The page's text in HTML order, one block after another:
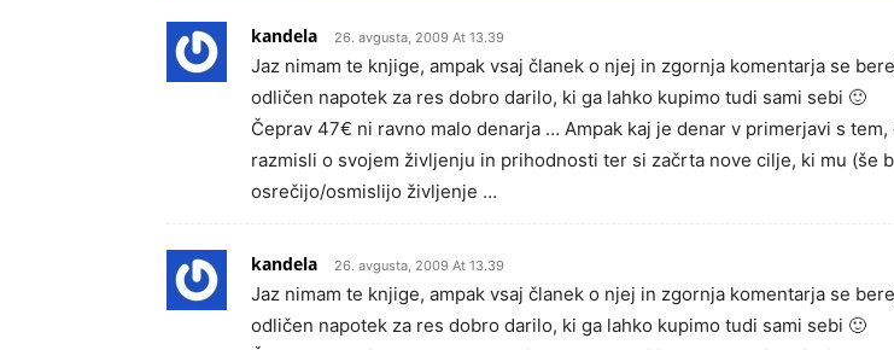
kandela 26. avgusta, 2009 At 13.39
Jaz nimam te knjige, ampak vsaj članek o njej in zgornja komentarja se
odličen napotek za res dobro darilo, ki ga lahko kupimo tudi sami sebi 🙂
Čeprav 47€ ni ravno malo denarja … Ampak kaj je denar v primerjavi s tem,
razmisli o svojem življenju in prihodnosti ter si začrta nove cilje, ki mu (še
osrečijo/osmislijo življenje …
kandela 26. avgusta, 2009 At 13.39
Jaz nimam te knjige, ampak vsaj članek o njej in zgornja komentarja se
odličen napotek za res dobro darilo, ki ga lahko kupimo tudi sami sebi 🙂